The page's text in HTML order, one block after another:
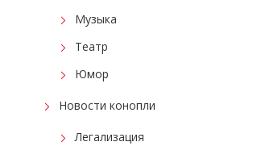
Музыка
Театр
Юмор
Новости конопли
Легализация